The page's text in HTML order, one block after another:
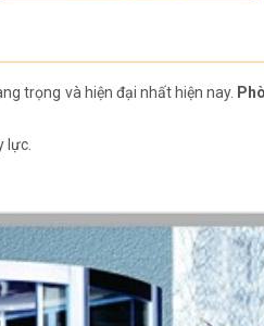
trọng và hiện đại nhất hiện nay.
lực.